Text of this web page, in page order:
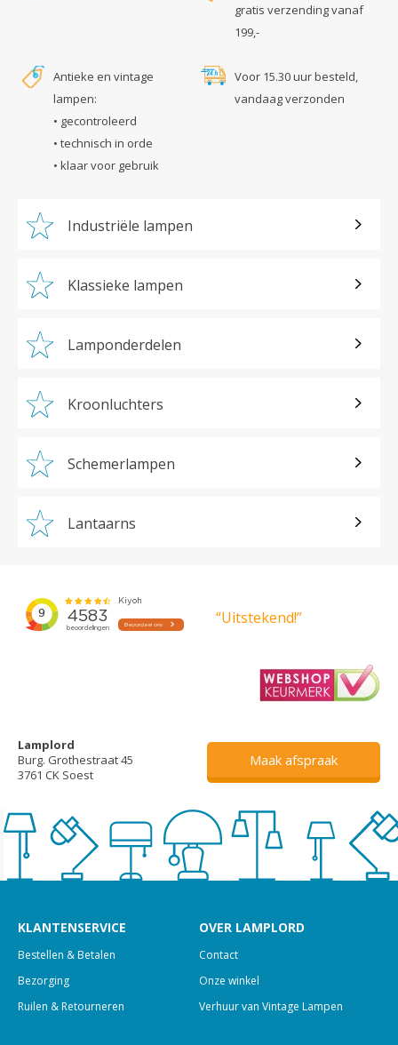
gratis verzending vanaf
199,-
Antieke en vintage
lampen:
• gecontroleerd
• technisch in orde
• klaar voor gebruik
Voor 15.30 uur besteld,
vandaag verzonden
Industriële lampen
Klassieke lampen
Lamponderdelen
Kroonluchters
Schemerlampen
Lantaarns
“Uitstekend!”
Lamplord
Burg. Grothestraat 45
3761 CK Soest
Maak afspraak
KLANTENSERVICE
Bestellen & Betalen
Bezorging
Ruilen & Retourneren
OVER LAMPLORD
Contact
Onze winkel
Verhuur van Vintage Lampen